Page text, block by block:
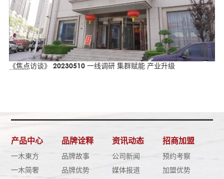
《焦点访谈》 20230510 一线调研 集群赋能 产业升级
产品中心
一木東方
一木简奢
品牌诠释
品牌故事
品牌优势
资讯动态
公司新闻
媒体报道
招商加盟
预约考察
加盟优势